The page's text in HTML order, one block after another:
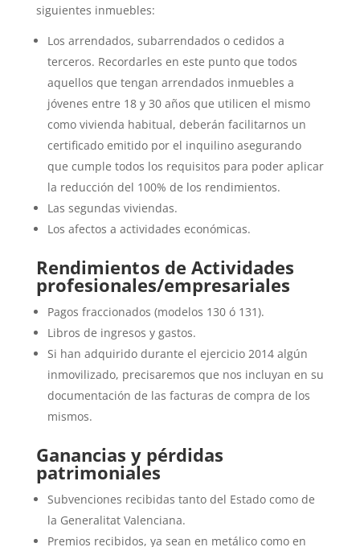
siguientes inmuebles:
Los arrendados, subarrendados o cedidos a
terceros. Recordarles en este punto que todos
aquellos que tengan arrendados inmuebles a
jóvenes entre 18 y 30 años que utilicen el mismo
como vivienda habitual, deberán facilitarnos un
certificado emitido por el inquilino asegurando
que cumple todos los requisitos para poder aplicar
la reducción del 100% de los rendimientos.
Las segundas viviendas.
Los afectos a actividades económicas.
Rendimientos de Actividades
profesionales/empresariales
Pagos fraccionados (modelos 130 ó 131).
Libros de ingresos y gastos.
Si han adquirido durante el ejercicio 2014 algún
inmovilizado, precisaremos que nos incluyan en su
documentación de las facturas de compra de los
mismos.
Ganancias y pérdidas
patrimoniales
Subvenciones recibidas tanto del Estado como de
la Generalitat Valenciana.
Premios recibidos, ya sean en metálico como en